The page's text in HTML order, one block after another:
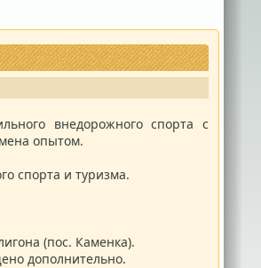
внедорожного спорта с
опытом.
спорта и туризма.
(пос. Каменка).
дополнительно.